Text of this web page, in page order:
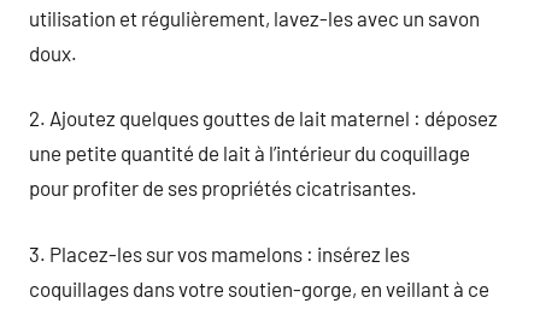
utilisation et régulièrement, lavez-les avec un savon
doux.
2. Ajoutez quelques gouttes de lait maternel : déposez
une petite quantité de lait à l’intérieur du coquillage
pour profiter de ses propriétés cicatrisantes.
3. Placez-les sur vos mamelons : insérez les
coquillages dans votre soutien-gorge, en veillant à ce